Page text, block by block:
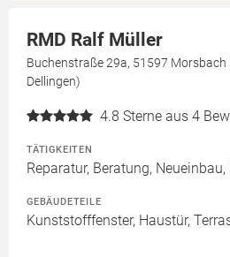
RMD Ralf Müller
Buchenstraße 29a, 51597 Morsbach
Dellingen)
4.8 Sterne aus 4
TÄTIGKEITEN
Reparatur, Beratung,
GEBÄUDETEILE
Kunststofffenster, Haustür,